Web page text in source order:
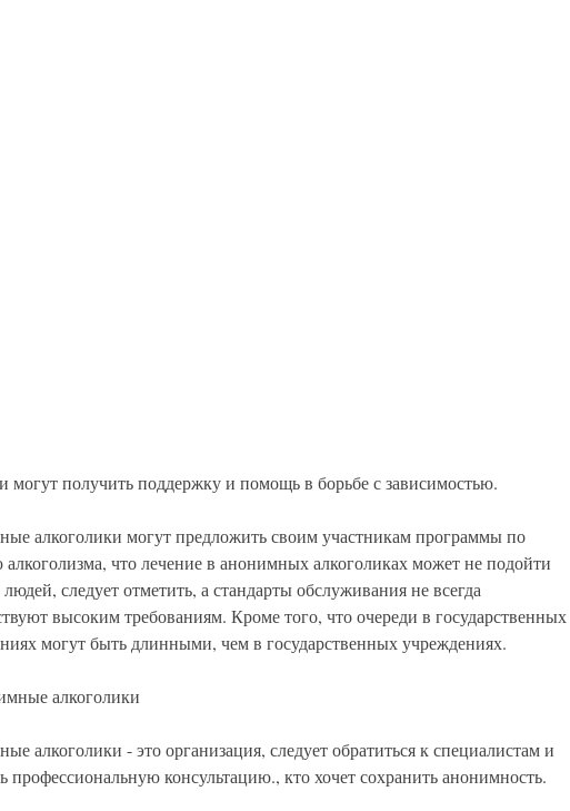
могут получить поддержку и помощь в борьбе с зависимостью.
алкоголики могут предложить своим участникам программы по
что лечение в анонимных алкоголиках может не подойти
людей, следует отметить, а стандарты обслуживания не всегда
высоким требованиям. Кроме того, что очереди в государственных
могут быть длинными, чем в государственных учреждениях.
алкоголики
алкоголики - это организация, следует обратиться к специалистам и
профессиональную консультацию., кто хочет сохранить анонимность.